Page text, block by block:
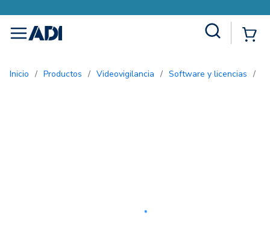
menu
Inicio / Productos / Videovigilancia / Software y licencias /